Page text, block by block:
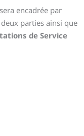
encadrée par
parties ainsi que
de Service